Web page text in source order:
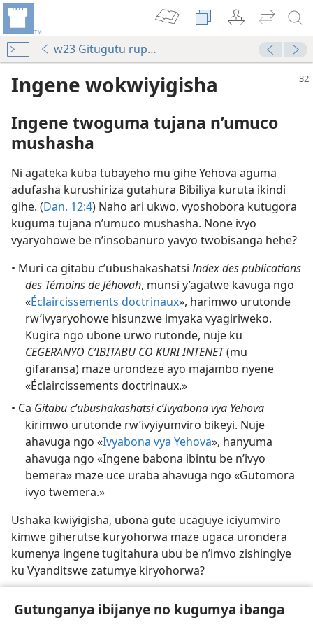
Gutunganya ibijanye no kugumya ibanga
w23 Gitugutu rup. 32
Ingene wokwiyigisha
Ingene twoguma tujana n’umuco
mushasha
Ni agateka kuba tubayeho mu gihe Yehova aguma
adufasha kurushiriza gutahura Bibiliya kuruta ikindi
gihe. (Dan. 12:4) Naho ari ukwo, vyoshobora kutugora
kuguma tujana n’umuco mushasha. None ivyo
vyaryohowe be n’insobanuro yavyo twobisanga hehe?
• Muri ca gitabu c’ubushakashatsiIndex des publications
des Témoins de Jéhovah, munsi y’agatwe kavuga ngo
«Éclaircissements doctrinaux», harimwo urutonde
rw’ivyaryohowe hisunzwe imyaka vyagiriweko.
Kugira ngo ubone urwo rutonde, nuje ku
CEGERANYO C’IBITABU CO KURI INTENET(mu
gifaransa) maze urondeze ayo majambo nyene
«Éclaircissements doctrinaux.»
• Ca Gitabu c’ubushakashatsi c’Ivyabona vya Yehova
kirimwo urutonde rw’ivyiyumviro bikeyi. Nuje
ahavuga ngo «Ivyabona vya Yehova», hanyuma
ahavuga ngo «Ingene babona ibintu be n’ivyo
bemera» maze uce uraba ahavuga ngo «Gutomora
ivyo twemera.»
Ushaka kwiyigisha, ubona gute ucaguye iciyumviro
kimwe giherutse kuryohorwa maze ugaca urondera
kumenya ingene tugitahura ubu be n’imvo zishingiye
ku Vyanditswe zatumye kiryohorwa?